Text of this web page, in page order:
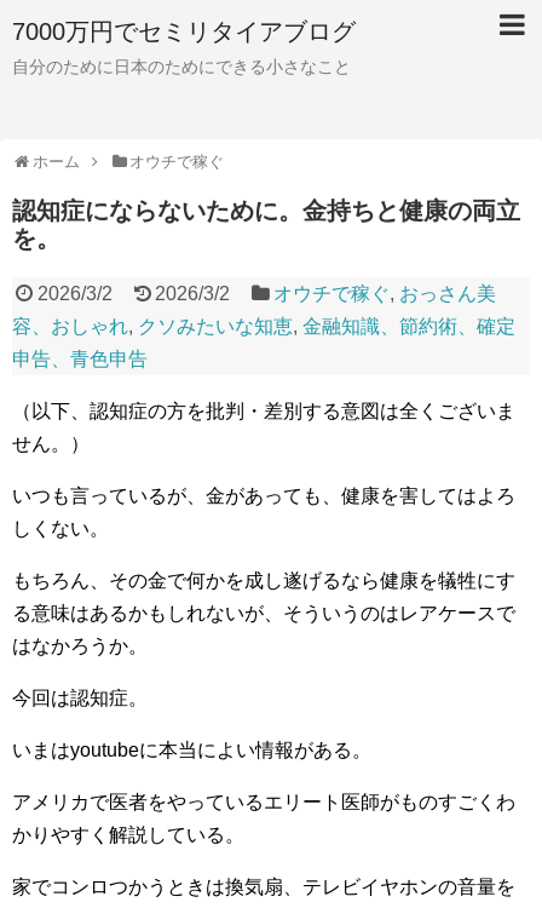
7000万円でセミリタイアブログ
自分のために日本のためにできる小さなこと
ホーム オウチで稼ぐ
認知症にならないために。金持ちと健康の両立
を。
2026/3/2 2026/3/2 オウチで稼ぐ, おっさん美
容、おしゃれ, クソみたいな知恵, 金融知識、節約術、確定
申告、青色申告
（以下、認知症の方を批判・差別する意図は全くございま
せん。）
いつも言っているが、金があっても、健康を害してはよろ
しくない。
もちろん、その金で何かを成し遂げるなら健康を犠牲にす
る意味はあるかもしれないが、そういうのはレアケースで
はなかろうか。
今回は認知症。
いまはyoutubeに本当によい情報がある。
アメリカで医者をやっているエリート医師がものすごくわ
かりやすく解説している。
家でコンロつかうときは換気扇、テレビイヤホンの音量を